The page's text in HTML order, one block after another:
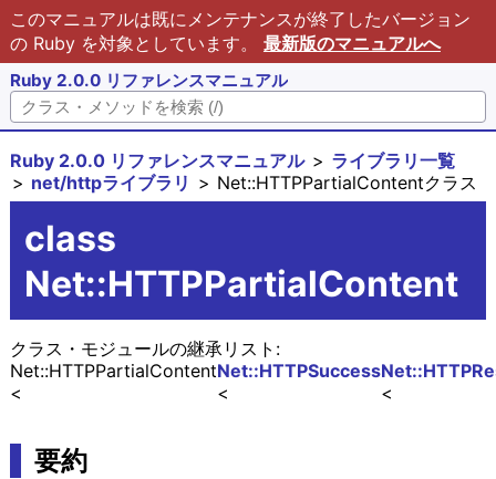
このマニュアルは既にメンテナンスが終了したバージョン
の Ruby を対象としています。 最新版のマニュアルへ
Ruby 2.0.0 リファレンスマニュアル
Ruby 2.0.0 リファレンスマニュアル
ライブラリ一覧
net/httpライブラリ
Net::HTTPPartialContentクラス
class
Net::HTTPPartialContent
クラス・モジュールの継承リスト:
Net::HTTPSuccess
Net::HTTPPartialContent
要約